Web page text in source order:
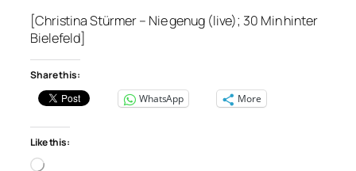
[Christina Stürmer – Nie genug (live); 30 Min hinter
Bielefeld]
Share this:
WhatsApp
More
Like this:
Loading…